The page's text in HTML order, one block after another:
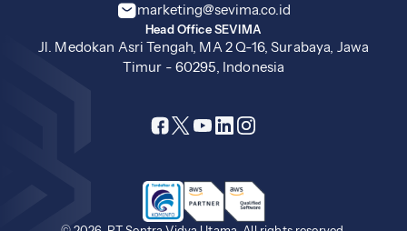
marketing@sevima.co.id
Head Office SEVIMA
Jl. Medokan Asri Tengah, MA 2 Q-16, Surabaya, Jawa
Timur - 60295, Indonesia